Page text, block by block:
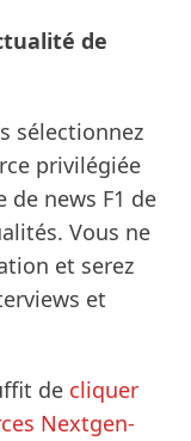
de
sélectionnez
privilégiée
de news F1 de
Vous ne
et serez
et
de cliquer
Nextgen-